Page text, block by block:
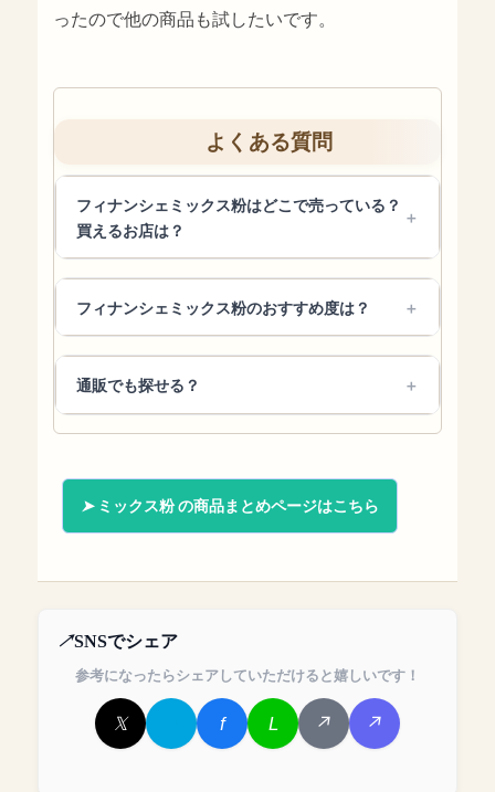
ったので他の商品も試したいです。
よくある質問
フィナンシェミックス粉はどこで売っている？
買えるお店は？
フィナンシェミックス粉のおすすめ度は？
通販でも探せる？
ミックス粉 の商品まとめページはこちら
SNSでシェア
参考になったらシェアしていただけると嬉しいです！